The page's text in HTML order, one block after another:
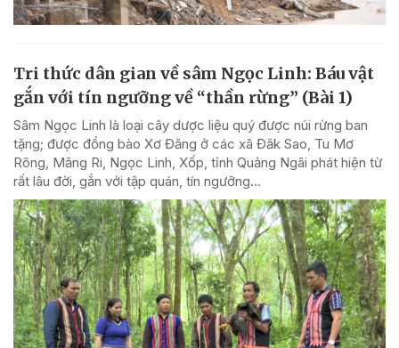
Tri thức dân gian về sâm Ngọc Linh: Báu vật
gắn với tín ngưỡng về “thần rừng” (Bài 1)
Sâm Ngọc Linh là loại cây dược liệu quý được núi rừng ban
tặng; được đồng bào Xơ Đăng ở các xã Đăk Sao, Tu Mơ
Rông, Măng Ri, Ngọc Linh, Xốp, tỉnh Quảng Ngãi phát hiện từ
rất lâu đời, gắn với tập quán, tín ngưỡng...